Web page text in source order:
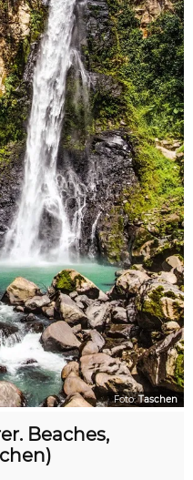
Foto:Taschen
Beaches,